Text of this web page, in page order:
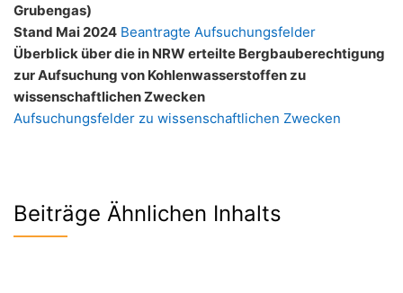
Grubengas)
Stand Mai 2024 Beantragte Aufsuchungsfelder
Überblick über die in NRW erteilte Bergbauberechtigung
zur Aufsuchung von Kohlenwasserstoffen zu
wissenschaftlichen Zwecken
Aufsuchungsfelder zu wissenschaftlichen Zwecken
Beiträge Ähnlichen Inhalts